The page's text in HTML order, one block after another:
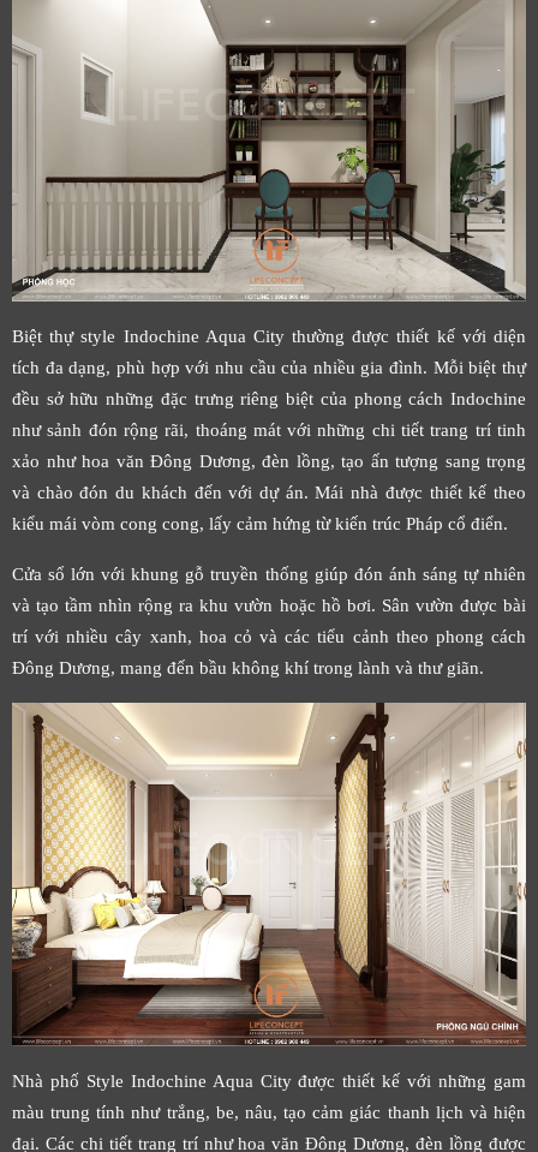
Biệt thự style Indochine Aqua City thường được thiết kế với diện
tích đa dạng, phù hợp với nhu cầu của nhiều gia đình. Mỗi biệt thự
đều sở hữu những đặc trưng riêng biệt của phong cách Indochine
như sảnh đón rộng rãi, thoáng mát với những chi tiết trang trí tinh
xảo như hoa văn Đông Dương, đèn lồng, tạo ấn tượng sang trọng
và chào đón du khách đến với dự án. Mái nhà được thiết kế theo
kiểu mái vòm cong cong, lấy cảm hứng từ kiến trúc Pháp cổ điển.
Cửa sổ lớn với khung gỗ truyền thống giúp đón ánh sáng tự nhiên
và tạo tầm nhìn rộng ra khu vườn hoặc hồ bơi. Sân vườn được bài
trí với nhiều cây xanh, hoa cỏ và các tiểu cảnh theo phong cách
Đông Dương, mang đến bầu không khí trong lành và thư giãn.
Nhà phố Style Indochine Aqua City được thiết kế với những gam
màu trung tính như trắng, be, nâu, tạo cảm giác thanh lịch và hiện
đại. Các chi tiết trang trí như hoa văn Đông Dương, đèn lồng được